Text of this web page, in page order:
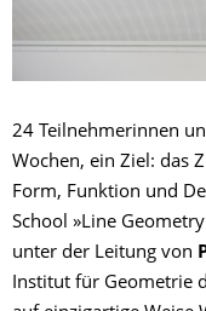
24 Teilnehmerinnen
Wochen, ein Ziel: das
Form, Funktion und
School »Line
unter der Leitung von
Institut für Geometrie